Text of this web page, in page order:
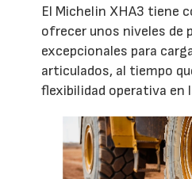
El Michelin XHA3 tiene
ofrecer unos niveles de
excepcionales para
articulados, al tiempo
flexibilidad operativa en